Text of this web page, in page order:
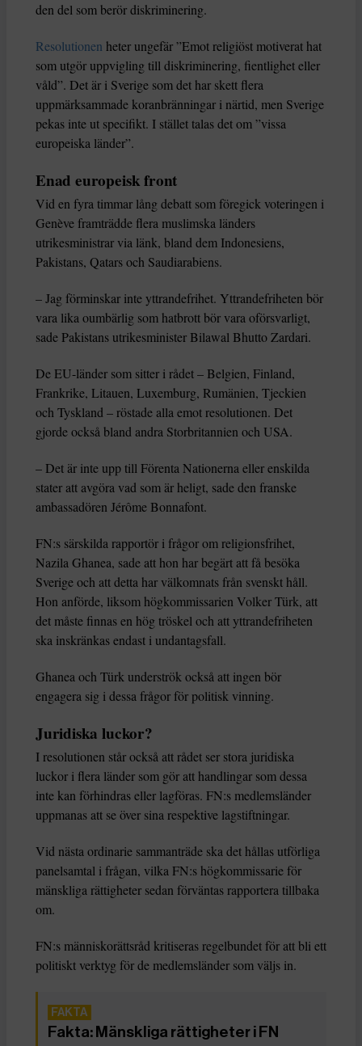
den del som berör diskriminering.
Resolutionen heter ungefär ”Emot religiöst motiverat hat
som utgör uppvigling till diskriminering, fientlighet eller
våld”. Det är i Sverige som det har skett flera
uppmärksammade koranbränningar i närtid, men Sverige
pekas inte ut specifikt. I stället talas det om ”vissa
europeiska länder”.
Enad europeisk front
Vid en fyra timmar lång debatt som föregick voteringen i
Genève framträdde flera muslimska länders
utrikesministrar via länk, bland dem Indonesiens,
Pakistans, Qatars och Saudiarabiens.
– Jag förminskar inte yttrandefrihet. Yttrandefriheten bör
vara lika oumbärlig som hatbrott bör vara oförsvarligt,
sade Pakistans utrikesminister Bilawal Bhutto Zardari.
De EU-länder som sitter i rådet – Belgien, Finland,
Frankrike, Litauen, Luxemburg, Rumänien, Tjeckien
och Tyskland – röstade alla emot resolutionen. Det
gjorde också bland andra Storbritannien och USA.
– Det är inte upp till Förenta Nationerna eller enskilda
stater att avgöra vad som är heligt, sade den franske
ambassadören Jérôme Bonnafont.
FN:s särskilda rapportör i frågor om religionsfrihet,
Nazila Ghanea, sade att hon har begärt att få besöka
Sverige och att detta har välkomnats från svenskt håll.
Hon anförde, liksom högkommissarien Volker Türk, att
det måste finnas en hög tröskel och att yttrandefriheten
ska inskränkas endast i undantagsfall.
Ghanea och Türk underströk också att ingen bör
engagera sig i dessa frågor för politisk vinning.
Juridiska luckor?
I resolutionen står också att rådet ser stora juridiska
luckor i flera länder som gör att handlingar som dessa
inte kan förhindras eller lagföras. FN:s medlemsländer
uppmanas att se över sina respektive lagstiftningar.
Vid nästa ordinarie sammanträde ska det hållas utförliga
panelsamtal i frågan, vilka FN:s högkommissarie för
mänskliga rättigheter sedan förväntas rapportera tillbaka
om.
FN:s människorättsråd kritiseras regelbundet för att bli ett
politiskt verktyg för de medlemsländer som väljs in.
Fakta: Mänskliga rättigheter i FN